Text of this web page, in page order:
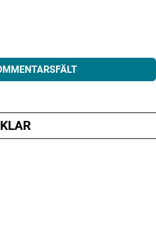
inte publiceras.